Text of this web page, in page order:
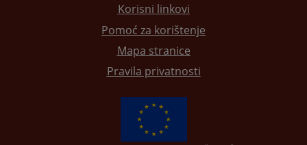
Korisni linkovi
Pomoć za korištenje
Mapa stranice
Pravila privatnosti